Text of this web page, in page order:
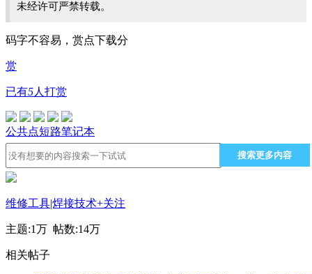
未经许可严禁转载。
码字不容易，赏点下载分
赏
已有5人打赏
公共点短路笔记本
搜索更多内容
维修工具|焊接技术+关注
主题:1万 帖数:14万
相关帖子